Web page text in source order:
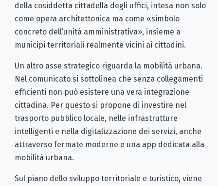
della cosiddetta cittadella degli uffici, intesa non solo
come opera architettonica ma come «simbolo
concreto dell’unità amministrativa», insieme a
municipi territoriali realmente vicini ai cittadini.
Un altro asse strategico riguarda la mobilità urbana.
Nel comunicato si sottolinea che senza collegamenti
efficienti non può esistere una vera integrazione
cittadina. Per questo si propone di investire nel
trasporto pubblico locale, nelle infrastrutture
intelligenti e nella digitalizzazione dei servizi, anche
attraverso fermate moderne e una app dedicata alla
mobilità urbana.
Sul piano dello sviluppo territoriale e turistico, viene